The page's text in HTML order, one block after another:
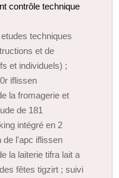
contrôle technique
techniques
et de
et individuels) ;
iflissen
la fromagerie et
de 181
intégré en 2
de l'apc iflissen
la laiterie tifra lait a
fêtes tigzirt ; suivi